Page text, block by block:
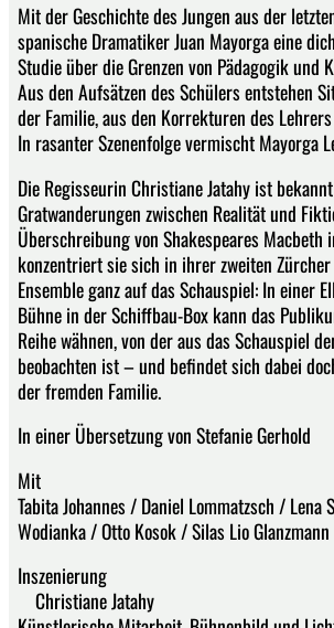
Mit der Geschichte des Jungen aus der
spanische Dramatiker Juan Mayorga eine
Studie über die Grenzen von Pädagogik und
Aus den Aufsätzen des Schülers entstehen
der Familie, aus den Korrekturen des
In rasanter Szenenfolge vermischt Mayorga
Die Regisseurin Christiane Jatahy ist
Gratwanderungen zwischen Realität und
Überschreibung von Shakespeares Macbeth
konzentriert sie sich in ihrer zweiten
Ensemble ganz auf das Schauspiel: In einer
Bühne in der Schiffbau-Box kann das
Reihe wähnen, von der aus das Schauspiel
beobachten ist – und befindet sich dabei
der fremden Familie.
In einer Übersetzung von Stefanie Gerhold
Mit
Tabita Johannes / Daniel Lommatzsch / Lena
Wodianka / Otto Kosok / Silas Lio Glanzmann
Inszenierung
Christiane Jatahy